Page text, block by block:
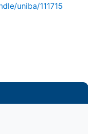
uniba/111715